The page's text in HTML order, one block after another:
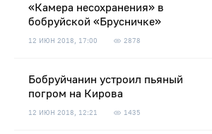
«Камера несохранения» в
бобруйской «Брусничке»
12 ИЮН 2018, 17:00 2878
Бобруйчанин устроил пьяный
погром на Кирова
12 ИЮН 2018, 12:21 1435